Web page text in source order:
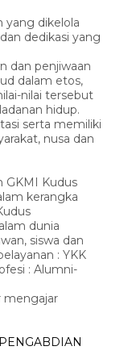
yang dikelola
dedikasi yang
dan penjiwaan
dalam etos,
nilai tersebut
hidup.
serta memiliki
nusa dan
GKMI Kudus
kerangka
dunia
siswa dan
: YKK
: Alumni-
mengajar